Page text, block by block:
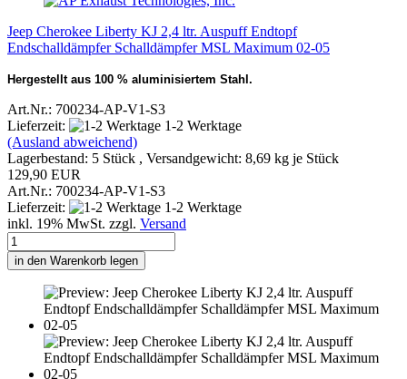
Jeep Cherokee Liberty KJ 2,4 ltr. Auspuff Endtopf
Endschalldämpfer Schalldämpfer MSL Maximum 02-05
Hergestellt aus 100 % aluminisiertem Stahl.
Art.Nr.: 700234-AP-V1-S3
Lieferzeit:
1-2 Werktage
(Ausland abweichend)
Lagerbestand: 5 Stück , Versandgewicht: 8,69 kg je Stück
129,90 EUR
Art.Nr.: 700234-AP-V1-S3
Lieferzeit:
1-2 Werktage
inkl. 19% MwSt. zzgl. Versand
in den Warenkorb legen